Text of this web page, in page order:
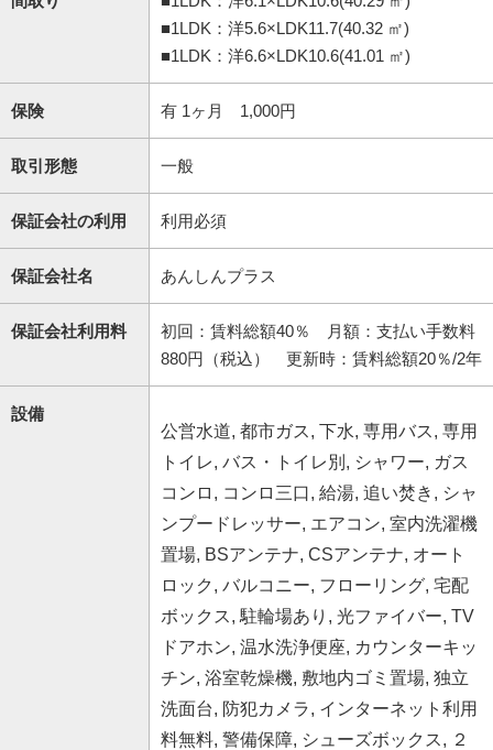
■1LDK：洋5.6×LDK11.7(40.32 ㎡)
■1LDK：洋6.6×LDK10.6(41.01 ㎡)
保険 有 1ヶ月 1,000円
取引形態 一般
保証会社の利用 利用必須
保証会社名 あんしんプラス
保証会社利用料
初回：賃料総額40％ 月額：支払い手数料
880円（税込） 更新時：賃料総額20％/2年
設備
公営水道, 都市ガス, 下水, 専用バス, 専用
トイレ, バス・トイレ別, シャワー, ガス
コンロ, コンロ三口, 給湯, 追い焚き, シャ
ンプードレッサー, エアコン, 室内洗濯機
置場, BSアンテナ, CSアンテナ, オート
ロック, バルコニー, フローリング, 宅配
ボックス, 駐輪場あり, 光ファイバー, TV
ドアホン, 温水洗浄便座, カウンターキッ
チン, 浴室乾燥機, 敷地内ゴミ置場, 独立
洗面台, 防犯カメラ, インターネット利用
料無料, 警備保障, シューズボックス, ２